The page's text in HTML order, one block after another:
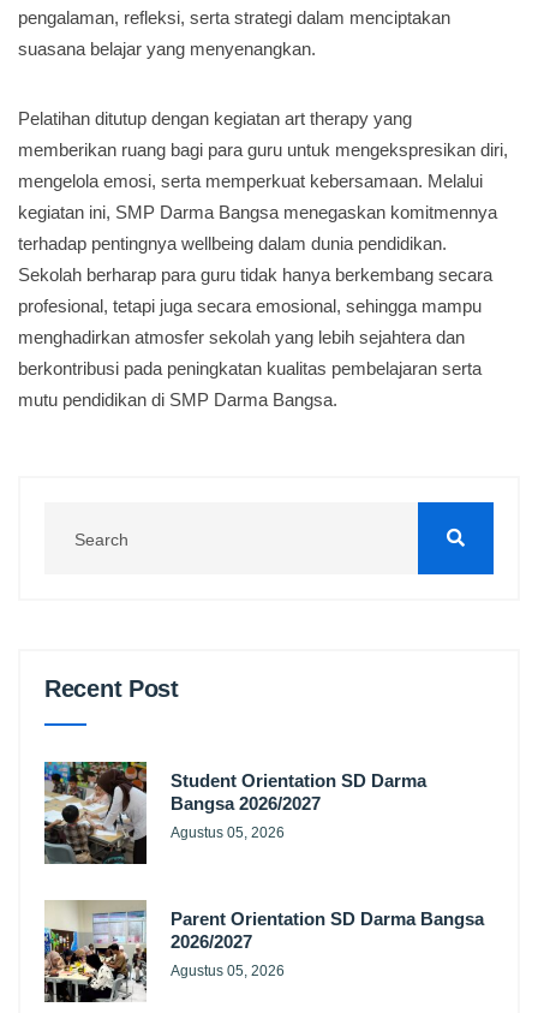
pengalaman, refleksi, serta strategi dalam menciptakan
suasana belajar yang menyenangkan.
Pelatihan ditutup dengan kegiatan art therapy yang
memberikan ruang bagi para guru untuk mengekspresikan diri,
mengelola emosi, serta memperkuat kebersamaan. Melalui
kegiatan ini, SMP Darma Bangsa menegaskan komitmennya
terhadap pentingnya wellbeing dalam dunia pendidikan.
Sekolah berharap para guru tidak hanya berkembang secara
profesional, tetapi juga secara emosional, sehingga mampu
menghadirkan atmosfer sekolah yang lebih sejahtera dan
berkontribusi pada peningkatan kualitas pembelajaran serta
mutu pendidikan di SMP Darma Bangsa.
Recent Post
Student Orientation SD Darma
Bangsa 2026/2027
Agustus 05, 2026
Parent Orientation SD Darma Bangsa
2026/2027
Agustus 05, 2026